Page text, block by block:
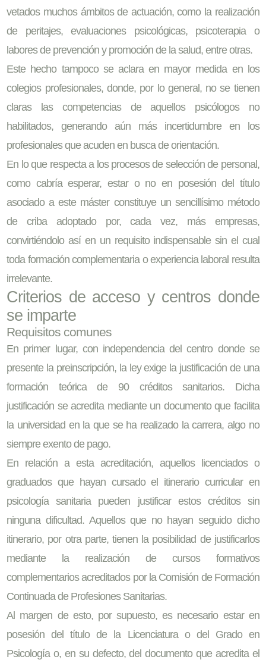
vetados muchos ámbitos de actuación, como la realización
de peritajes, evaluaciones psicológicas, psicoterapia o
labores de prevención y promoción de la salud, entre otras.
Este hecho tampoco se aclara en mayor medida en los
colegios profesionales, donde, por lo general, no se tienen
claras las competencias de aquellos psicólogos no
habilitados, generando aún más incertidumbre en los
profesionales que acuden en busca de orientación.
En lo que respecta a los procesos de selección de personal,
como cabría esperar, estar o no en posesión del título
asociado a este máster constituye un sencillísimo método
de criba adoptado por, cada vez, más empresas,
convirtiéndolo así en un requisito indispensable sin el cual
toda formación complementaria o experiencia laboral resulta
irrelevante.
Criterios de acceso y centros donde
se imparte
Requisitos comunes
En primer lugar, con independencia del centro donde se
presente la preinscripción, la ley exige la justificación de una
formación teórica de 90 créditos sanitarios. Dicha
justificación se acredita mediante un documento que facilita
la universidad en la que se ha realizado la carrera, algo no
siempre exento de pago.
En relación a esta acreditación, aquellos licenciados o
graduados que hayan cursado el itinerario curricular en
psicología sanitaria pueden justificar estos créditos sin
ninguna dificultad. Aquellos que no hayan seguido dicho
itinerario, por otra parte, tienen la posibilidad de justificarlos
mediante la realización de cursos formativos
complementarios acreditados por la Comisión de Formación
Continuada de Profesiones Sanitarias.
Al margen de esto, por supuesto, es necesario estar en
posesión del título de la Licenciatura o del Grado en
Psicología o, en su defecto, del documento que acredita el